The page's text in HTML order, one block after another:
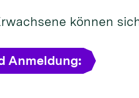
können
Anmeldung: